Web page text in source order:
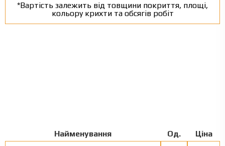
*Вартість залежить від товщини покриття, площі,
кольору крихти та обсягів робіт
Найменування Од.
Ціна